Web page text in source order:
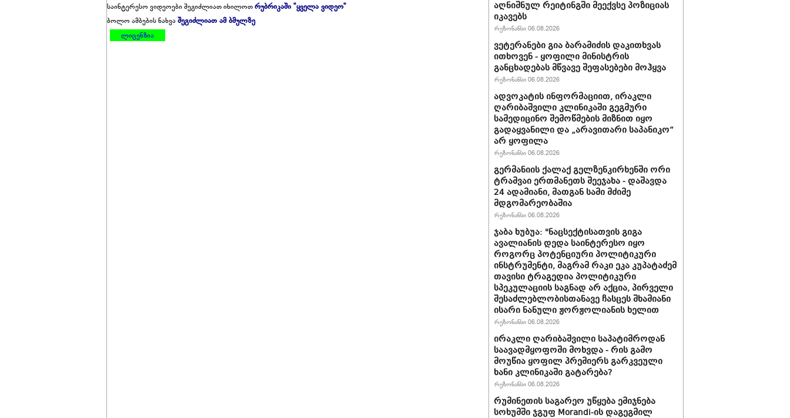
საინტერესო ვიდეოები შეგიძლიათ იხილოთრუბრიკაში "ყველა ვიდეო"
ბოლო ამბების ნახვაშეგიძლიათ ამ ბმულზე
ლიცენზია
აღნიშნულ რეიტინგში მეექვსე პოზიციას
იკავებს
რეზონანსი 06.08.2026
ვეტერანები გია ბარამიძის დაკითხვას
ითხოვენ - ყოფილი მინისტრის
განცხადებას მწვავე შეფასებები მოჰყვა
რეზონანსი 06.08.2026
ადვოკატის ინფორმაციით, ირაკლი
ღარიბაშვილი კლინიკაში გეგმური
სამედიცინო შემოწმების მიზნით იყო
გადაყვანილი და „არავითარი საპანიკო“
არ ყოფილა
რეზონანსი 06.08.2026
გერმანიის ქალაქ გელზენკირხენში ორი
ტრამვაი ერთმანეთს შეეჯახა - დაშავდა
24 ადამიანი, მათგან სამი მძიმე
მდგომარეობაშია
რეზონანსი 06.08.2026
ჯაბა ხუბუა: "ნაცსექტისათვის გიგა
ავალიანის დედა საინტერესო იყო
როგორც პოტენციური პოლიტიკური
ინსტრუმენტი, მაგრამ რაკი ეკა კუპატაძემ
თავისი ტრაგედია პოლიტიკური
სპეკულაციის საგნად არ აქცია, პირველი
შესაძლებლობისთანავე ჩასცეს შხამიანი
ისარი ნანული ჟორჟოლიანის ხელით
რეზონანსი 06.08.2026
ირაკლი ღარიბაშვილი საპატიმროდან
საავადმყოფოში მოხვდა - რის გამო
მოუწია ყოფილ პრემიერს გარკვეული
ხანი კლინიკაში გატარება?
რეზონანსი 06.08.2026
რუმინეთის საგარეო უწყება ემიჯნება
სოხუმში ჯგუფ Morandi-ის დაგეგმილ